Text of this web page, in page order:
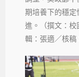
期培養下的穩
進。（撰文：校
輯：張適／核稿